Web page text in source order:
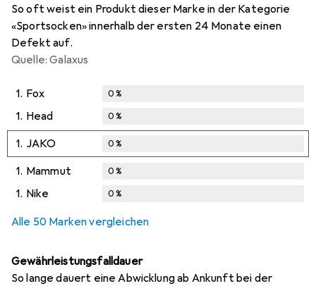
So oft weist ein Produkt dieser Marke in der Kategorie
«Sportsocken» innerhalb der ersten 24 Monate einen
Defekt auf.
Quelle: Galaxus
1. Fox 0%
1. Head 0%
1. JAKO 0%
1. Mammut 0%
1. Nike 0%
Alle 50 Marken vergleichen
Gewährleistungsfalldauer
So lange dauert eine Abwicklung ab Ankunft bei der